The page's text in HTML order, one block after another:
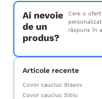
Ai nevoie
de un
produs?
Cere o
răspuns în
Articole recente
Covor cauciuc Brasov
Covor cauciuc Sibiu